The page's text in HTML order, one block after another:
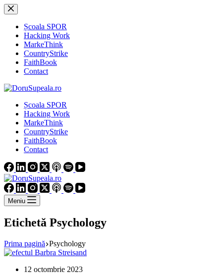
Sari
la
conținutȘcoala SPOR
Hacking Work
MarkeThink
CountryStrike
FaithBook
Contact
Școala SPOR
Hacking Work
MarkeThink
CountryStrike
FaithBook
Contact
Meniu
Etichetă Psychology
Prima pagină Psychology
12 octombrie 2023